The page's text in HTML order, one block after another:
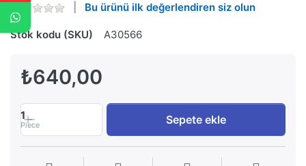
Bu ürünü ilk değerlendiren siz olun
Stok kodu (SKU) A30566
₺640,00
1
Piece Sepete ekle